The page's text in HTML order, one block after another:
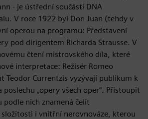
- je ústřední součástí DNA
V roce 1922 byl Don Juan (tehdy v
operou na programu: Představení
pod dirigentem Richarda Strausse. V
čtení mistrovského díla, které
interpretace: Režisér Romeo
Teodor Currentzis vyzývají publikum k
poslechu „opery všech oper“. Přistoupit
podle nich znamená čelit
složitosti i vnitřní nerovnováze, kterou